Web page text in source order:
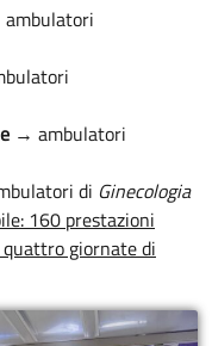
→ ambulatori
di Ginecologia
160 prestazioni
giornate di